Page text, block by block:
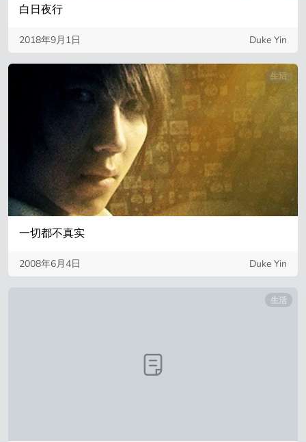
白日夜行
2018年9月1日 Duke Yin
生活
一切都不真实
2008年6月4日 Duke Yin
生活